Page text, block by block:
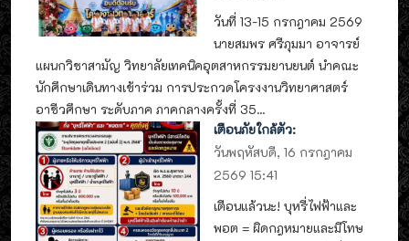
วันที่ 13-15 กรกฎาคม 2569
นายสมพร ศรีภุมมา อาจารย์
แผนกวิชาสามัญ วิทยาลัยเทคนิคอุตสาหกรรมยานยนต์ นำคณะ
นักศึกษาเดินทางเข้าร่วม การประกวดโครงงานวิทยาศาสตร์
อาชีวศึกษา ระดับภาค ภาคกลางครั้งที่ 35...
เตือนภัยใกล้ตัว:
วันพฤหัสบดี, 16 กรกฎาคม
2569 15:41
เตือนแล้วนะ! บุหรี่ไฟฟ้าและ
พอต = ผิดกฎหมายและมีโทษ